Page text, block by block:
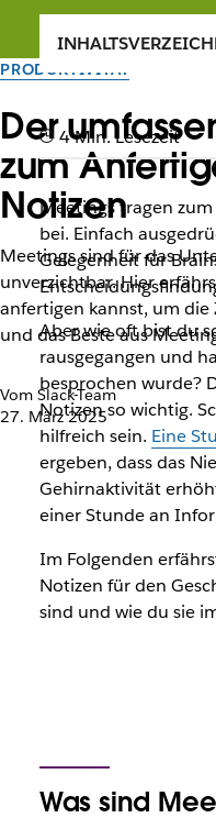
PRODUKTIVITÄT
Der
zum
Notizen
Meetings sind für das
unverzichtbar. Hier
anfertigen kannst, um die
und das Beste aus
Vom Slack-Team
27. März 2025
4 Min. Lesezeit
Meetings tragen
bei. Einfach
Gelegenheit für
Aber wie oft bist du
rausgegangen und
besprochen wurde?
Notizen so wichtig.
hilfreich sein. Eine
ergeben, dass das
Gehirnaktivität
einer Stunde an
Im Folgenden
Notizen für den
sind und wie du sie
Was sind